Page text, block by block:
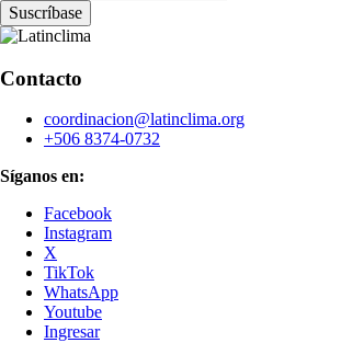
Contacto
coordinacion@latinclima.org
+506 8374-0732
Síganos en:
Facebook
Instagram
X
TikTok
WhatsApp
Youtube
Ingresar